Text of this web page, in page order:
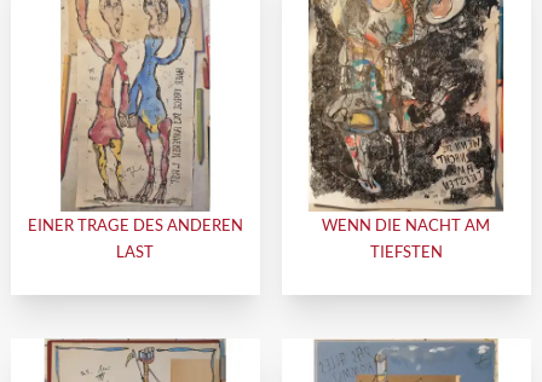
EINER TRAGE DES ANDEREN
LAST
WENN DIE NACHT AM
TIEFSTEN